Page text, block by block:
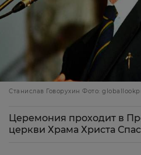
Станислав Говорухин Фото:
Церемония проходит в
церкви Храма Христа